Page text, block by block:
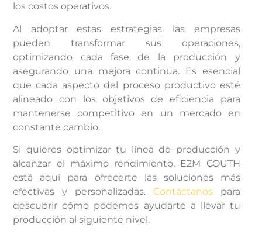
los costos operativos.
Al adoptar estas estrategias, las empresas
pueden transformar sus operaciones,
optimizando cada fase de la producción y
asegurando una mejora continua. Es esencial
que cada aspecto del proceso productivo esté
alineado con los objetivos de eficiencia para
mantenerse competitivo en un mercado en
constante cambio.
Si quieres optimizar tu línea de producción y
alcanzar el máximo rendimiento, E2M COUTH
está aquí para ofrecerte las soluciones más
efectivas y personalizadas. Contáctanospara
descubrir cómo podemos ayudarte a llevar tu
producción al siguiente nivel.